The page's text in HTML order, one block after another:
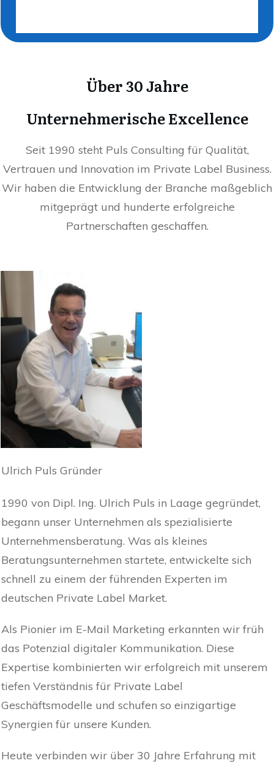
Über 30 Jahre
Unternehmerische Excellence
Seit 1990 steht Puls Consulting für Qualität,
Vertrauen und Innovation im Private Label Business.
Wir haben die Entwicklung der Branche maßgeblich
mitgeprägt und hunderte erfolgreiche
Partnerschaften geschaffen.
Ulrich Puls Gründer
1990 von Dipl. Ing. Ulrich Puls in Laage gegründet,
begann unser Unternehmen als spezialisierte
Unternehmensberatung. Was als kleines
Beratungsunternehmen startete, entwickelte sich
schnell zu einem der führenden Experten im
deutschen Private Label Market.
Als Pionier im E-Mail Marketing erkannten wir früh
das Potenzial digitaler Kommunikation. Diese
Expertise kombinierten wir erfolgreich mit unserem
tiefen Verständnis für Private Label
Geschäftsmodelle und schufen so einzigartige
Synergien für unsere Kunden.
Heute verbinden wir über 30 Jahre Erfahrung mit